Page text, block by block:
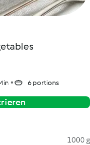
6 portions
1000 g